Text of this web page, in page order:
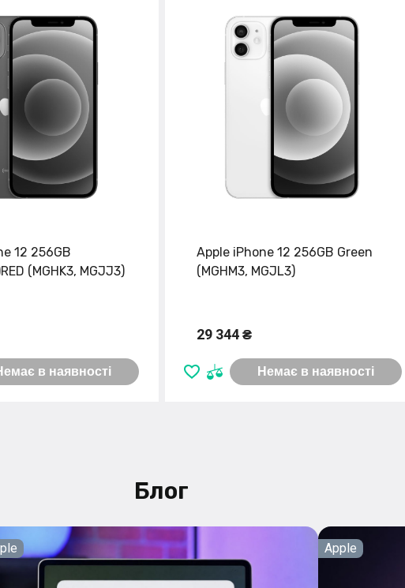
12 256GB
(MGHK3, MGJJ3)
в наявності
Apple iPhone 12 256GB Green
(MGHM3, MGJL3)
29 344 ₴
Немає в наявності
Блог
Apple